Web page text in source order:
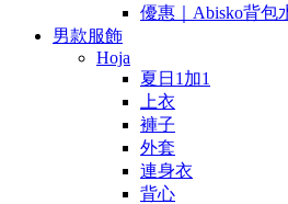
優惠｜Abisko背包
男款服飾
Hoja
夏日1加1
上衣
褲子
外套
連身衣
背心